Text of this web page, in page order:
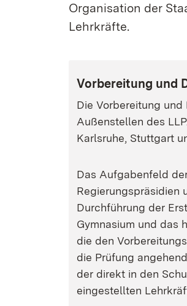
Organisation der
Lehrkräfte.
Vorbereitung und
Die Vorbereitung
Außenstellen des
Karlsruhe, Stuttgart
Das Aufgabenfeld
Regierungspräsidien
Durchführung der
Gymnasium und das
die den
die Prüfung
der direkt in den
eingestellten